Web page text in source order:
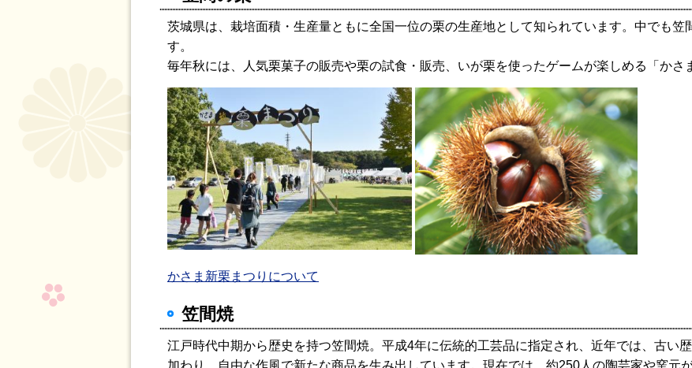
茨城県は、栽培面積・生産量ともに全国一位の栗の生産地として知られています。中でも
す。
毎年秋には、人気栗菓子の販売や栗の試食・販売、いが栗を使ったゲームが楽しめる「かさ
かさま新栗まつり について
笠間焼
江戸時代中期から歴史を持つ笠間焼。平成4年に伝統的工芸品に指定され、近年では、古い
加わり、自由な作風で新たな商品を生み出しています。現在では、約250人の陶芸家や窯元